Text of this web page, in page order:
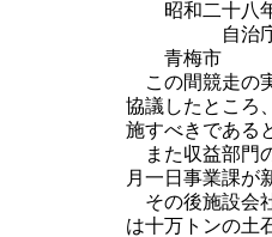
昭和二十八
自治
青梅市
この間競走の
協議したところ
施すべきである
また収益部門
月一日事業課が
その後施設会
は十万トンの土